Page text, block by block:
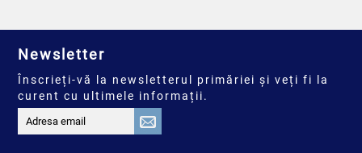
Newsletter
Înscrieți-vă la newsletterul primăriei și veți fi la
curent cu ultimele informații.